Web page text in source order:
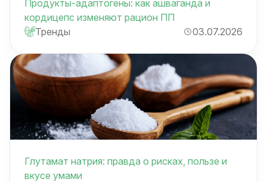
Продукты-адаптогены: как ашваганда и
кордицепс изменяют рацион ПП
Тренды
03.07.2026
Глутамат натрия: правда о рисках, пользе и
вкусе умами